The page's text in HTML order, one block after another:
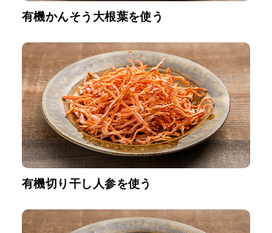
有機かんそう大根葉を使う
有機切り干し人参を使う